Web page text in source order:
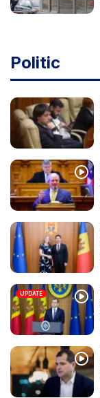
Politic
UPDATE